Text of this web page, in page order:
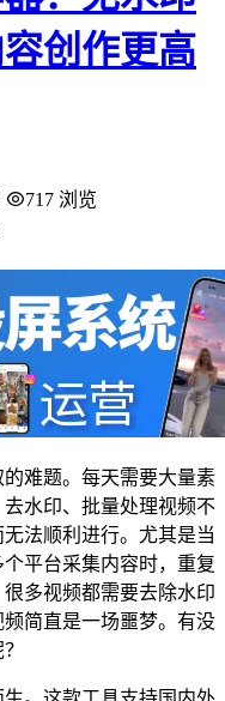
创作更高
717 浏览
难题。每天需要大量素
水印、批量处理视频不
法顺利进行。尤其是当
平台采集内容时，重复
多视频都需要去除水印
简直是一场噩梦。有没